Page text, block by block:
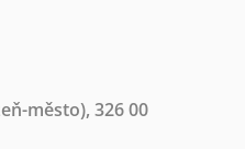
město), 326 00